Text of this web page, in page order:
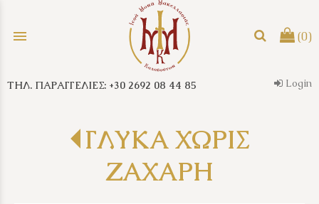
menu (0)
search
ΤΗΛ. ΠΑΡΑΓΓΕΛΙΕΣ: +30 2692 08 44 85 Login
ΓΛΥΚΑ ΧΩΡΙΣ
ΖΑΧΑΡΗ